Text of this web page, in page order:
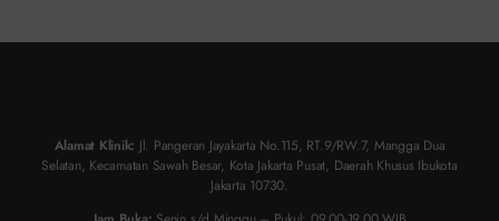
Alamat Klinik: Jl. Pangeran Jayakarta No.115, RT.9/RW.7, Mangga Dua
Selatan, Kecamatan Sawah Besar, Kota Jakarta Pusat, Daerah Khusus Ibukota
Jakarta 10730.